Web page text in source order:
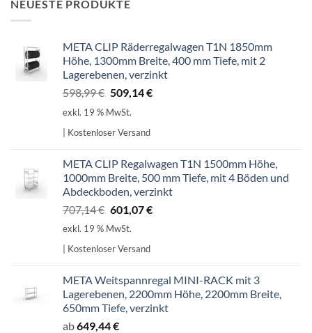
NEUESTE PRODUKTE
META CLIP Räderregalwagen T1N 1850mm
Höhe, 1300mm Breite, 400 mm Tiefe, mit 2
Lagerebenen, verzinkt
598,99€ Ursprünglicher
Preis
598,99 €
509,14€Aktueller
exkl. 19 % MwSt.
| Kostenloser Versand
META CLIP Regalwagen T1N 1500mm Höhe,
1000mm Breite, 500 mm Tiefe, mit 4 Böden und
Abdeckboden, verzinkt
707,14€ Ursprünglicher
Preis
707,14 €
601,07€Aktueller
exkl. 19 % MwSt.
| Kostenloser Versand
META Weitspannregal MINI-RACK mit 3
Lagerebenen, 2200mm Höhe, 2200mm Breite,
650mm Tiefe, verzinkt
ab649,44€